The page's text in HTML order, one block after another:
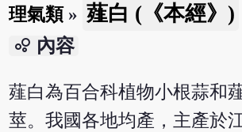
理氣類» 薤白 (《本經》)
bubble_chart 內容
薤白為百合科植物小根蒜和
莖。我國各地均產，主產於